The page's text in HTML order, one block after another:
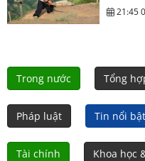
21:45
Trong nước Tổng
Pháp luật Tin nổi bật
Tài chính Khoa học